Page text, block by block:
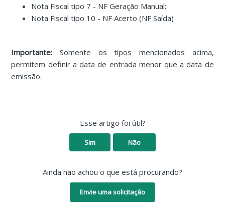
Nota Fiscal tipo 7 - NF Geração Manual;
Nota Fiscal tipo 10 - NF Acerto (NF Saída)
Importante: Somente os tipos mencionados acima,
permitem definir a data de entrada menor que a data de
emissão.
Esse artigo foi útil?
Sim Não
Ainda não achou o que está procurando?
Envie uma solicitação